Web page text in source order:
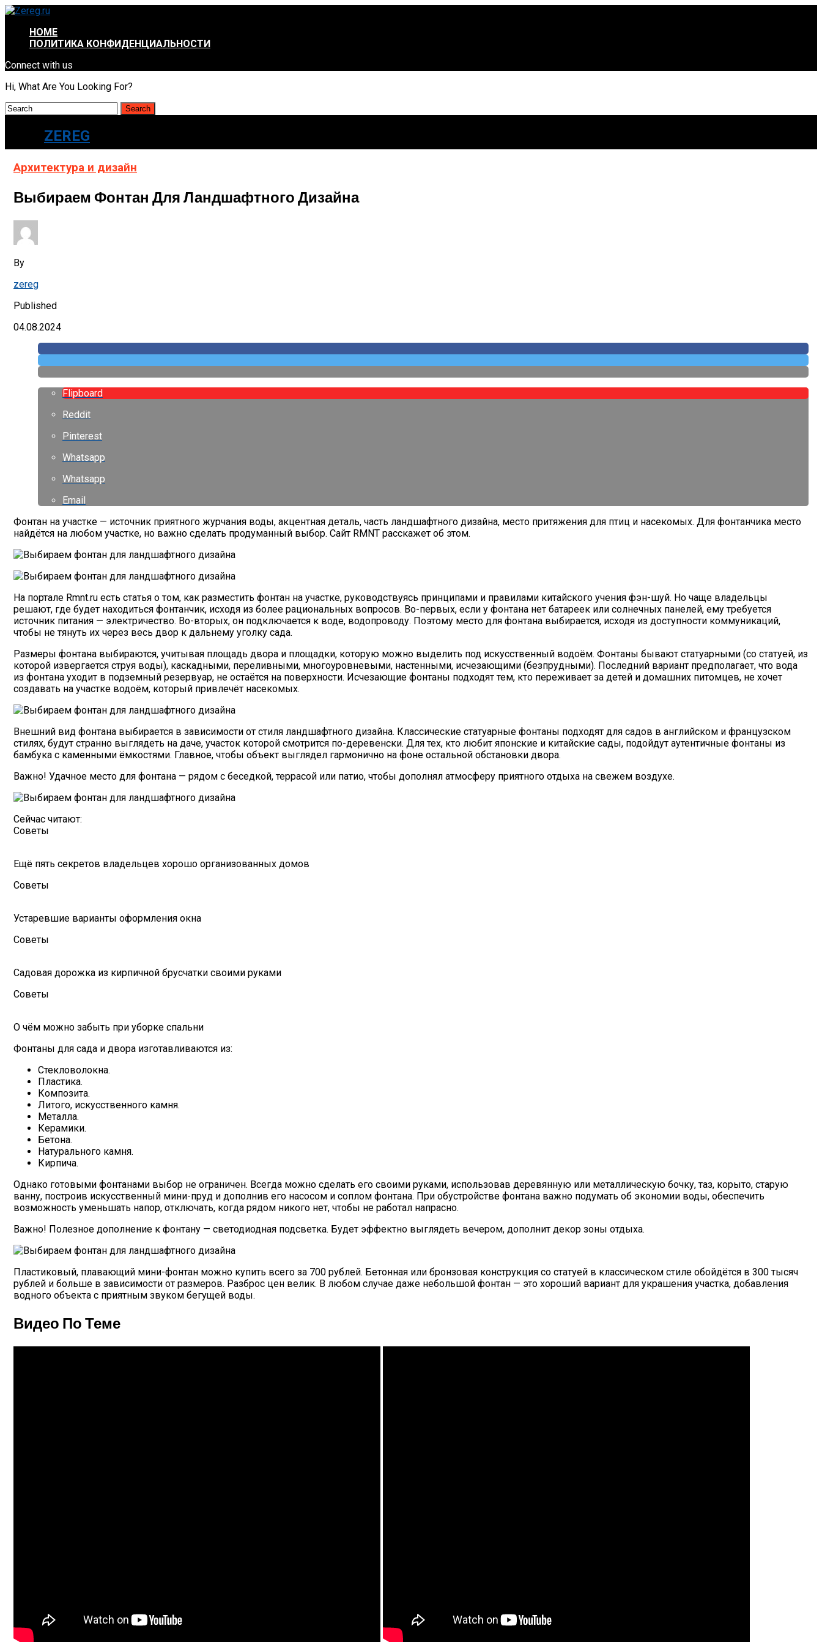
HOME
ПОЛИТИКА КОНФИДЕНЦИАЛЬНОСТИ
Connect with us
Hi, What Are You Looking For?
ZEREG
Архитектура и дизайн
Выбираем Фонтан Для Ландшафтного Дизайна
By
zereg
Published
04.08.2024
Flipboard
Reddit
Pinterest
Whatsapp
Whatsapp
Email
Фонтан на участке — источник приятного журчания воды, акцентная деталь, часть ландшафтного дизайна, место притяжения для птиц и насекомых. Для фонтанчика место
найдётся на любом участке, но важно сделать продуманный выбор. Сайт RMNT расскажет об этом.
На портале Rmnt.ru есть статья о том, как разместить фонтан на участке, руководствуясь принципами и правилами китайского учения фэн-шуй. Но чаще владельцы
решают, где будет находиться фонтанчик, исходя из более рациональных вопросов. Во-первых, если у фонтана нет батареек или солнечных панелей, ему требуется
источник питания — электричество. Во-вторых, он подключается к воде, водопроводу. Поэтому место для фонтана выбирается, исходя из доступности коммуникаций,
чтобы не тянуть их через весь двор к дальнему уголку сада.
Размеры фонтана выбираются, учитывая площадь двора и площадки, которую можно выделить под искусственный водоём. Фонтаны бывают статуарными (со статуей, из
которой извергается струя воды), каскадными, переливными, многоуровневыми, настенными, исчезающими (безпрудными). Последний вариант предполагает, что вода
из фонтана уходит в подземный резервуар, не остаётся на поверхности. Исчезающие фонтаны подходят тем, кто переживает за детей и домашних питомцев, не хочет
создавать на участке водоём, который привлечёт насекомых.
Внешний вид фонтана выбирается в зависимости от стиля ландшафтного дизайна. Классические статуарные фонтаны подходят для садов в английском и французском
стилях, будут странно выглядеть на даче, участок которой смотрится по-деревенски. Для тех, кто любит японские и китайские сады, подойдут аутентичные фонтаны из
бамбука с каменными ёмкостями. Главное, чтобы объект выглядел гармонично на фоне остальной обстановки двора.
Важно! Удачное место для фонтана — рядом с беседкой, террасой или патио, чтобы дополнял атмосферу приятного отдыха на свежем воздухе.
Сейчас читают:
Советы
Ещё пять секретов владельцев хорошо организованных домов
Советы
Устаревшие варианты оформления окна
Советы
Садовая дорожка из кирпичной брусчатки своими руками
Советы
О чём можно забыть при уборке спальни
Фонтаны для сада и двора изготавливаются из:
Стекловолокна.
Пластика.
Композита.
Литого, искусственного камня.
Металла.
Керамики.
Бетона.
Натурального камня.
Кирпича.
Однако готовыми фонтанами выбор не ограничен. Всегда можно сделать его своими руками, использовав деревянную или металлическую бочку, таз, корыто, старую
ванну, построив искусственный мини-пруд и дополнив его насосом и соплом фонтана. При обустройстве фонтана важно подумать об экономии воды, обеспечить
возможность уменьшать напор, отключать, когда рядом никого нет, чтобы не работал напрасно.
Важно! Полезное дополнение к фонтану — светодиодная подсветка. Будет эффектно выглядеть вечером, дополнит декор зоны отдыха.
Пластиковый, плавающий мини-фонтан можно купить всего за 700 рублей. Бетонная или бронзовая конструкция со статуей в классическом стиле обойдётся в 300 тысяч
рублей и больше в зависимости от размеров. Разброс цен велик. В любом случае даже небольшой фонтан — это хороший вариант для украшения участка, добавления
водного объекта с приятным звуком бегущей воды.
Видео По Теме